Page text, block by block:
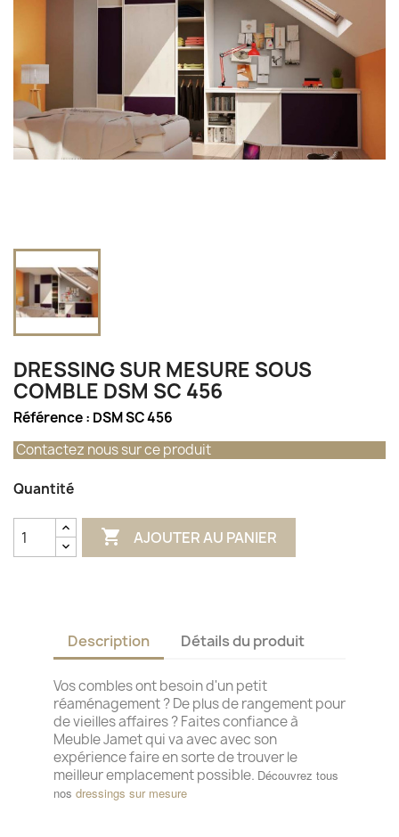
DRESSING SUR MESURE SOUS
COMBLE DSM SC 456
Référence : DSM SC 456
Contactez nous sur ce produit
Quantité
 AJOUTER AU PANIER
Description Détails du produit
Vos combles ont besoin d'un petit
réaménagement ? De plus de rangement pour
de vieilles affaires ? Faites confiance à
Meuble Jamet qui va avec avec son
expérience faire en sorte de trouver le
meilleur emplacement possible. Découvrez tous
nos dressings sur mesure